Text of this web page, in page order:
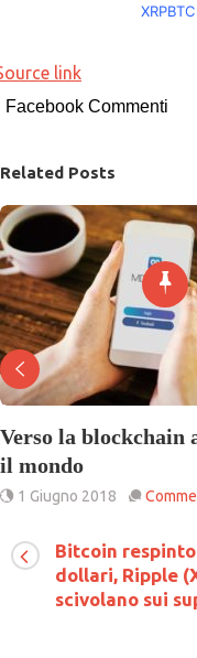
link
Facebook Commenti
Related Posts
Verso la
il mondo
1 Giugno 2018
Bitcoin
dollari, Ripple
scivolano sui